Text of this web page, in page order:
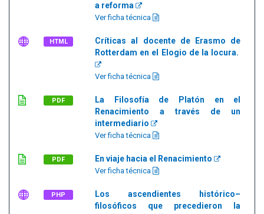
a reforma
Ver ficha técnica
HTML
Críticas al docente de Erasmo de
Rotterdam en el Elogio de la locura.
Ver ficha técnica
PDF
La Filosofía de Platón en el
Renacimiento a través de un
intermediario
Ver ficha técnica
PDF En viaje hacia el Renacimiento
Ver ficha técnica
PHP
Los ascendientes histórico–
filosóficos que precedieron la